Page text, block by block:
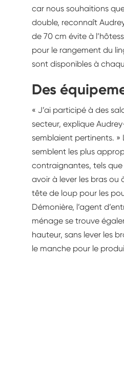
car nous souhaitions
double, reconnaît
de 70 cm évite à
pour le rangement du
sont disponibles à
Des
« J’ai participé à des
secteur, explique
semblaient pertinents. »
semblent les plus
contraignantes, tels
avoir à lever les bras ou
tête de loup pour les
Démonière, l’agent
ménage se trouve
hauteur, sans lever les
le manche pour le